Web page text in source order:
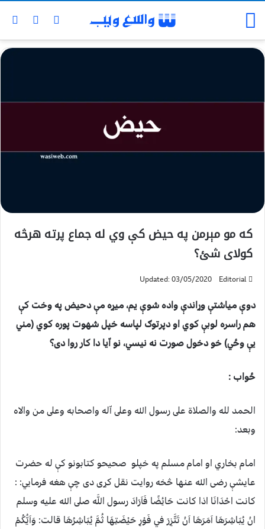
که مو مېرمن په حيض کې وي له جماع پرته هرڅه
کولای شئ؟
Editorial
Updated: 03/05/2020
دوې مياشتې وړاندې واده شوې يم، ميړه مې دحيض په وخت کې
هم راسره لوبې كوي او دپرتوګ لپاسه خپل شهوت پوره كوي (مني
يې وځي) خو دخول صورت نه نيسي، نو اّيا دا کار روا دی؟
ځواب :
الحمد لله والصلاة على رسول الله وعلى اّله واصحابه وعلى من والاه
وبعد:
امام بخاري او امام مسلم په خپلو صحيحو كتابونو كې له حضرت
عايشې رضى الله عنها څخه روايت نقل كړى دى چې هغه فرمايي: :
كانت احْدَانَا اذا كانت حَائِضًا فَاَرَادَ رسول اللَّه صلى الله عليه وسلم
انْ يُبَاشِرَهَا اَمَرَهَا اَنْ تَتَّزِرَ في فَوْرِ حَيْضَتِهَا ثُمَّ يُبَاشِرُهَا قالت: وَاَيُّكُمْ